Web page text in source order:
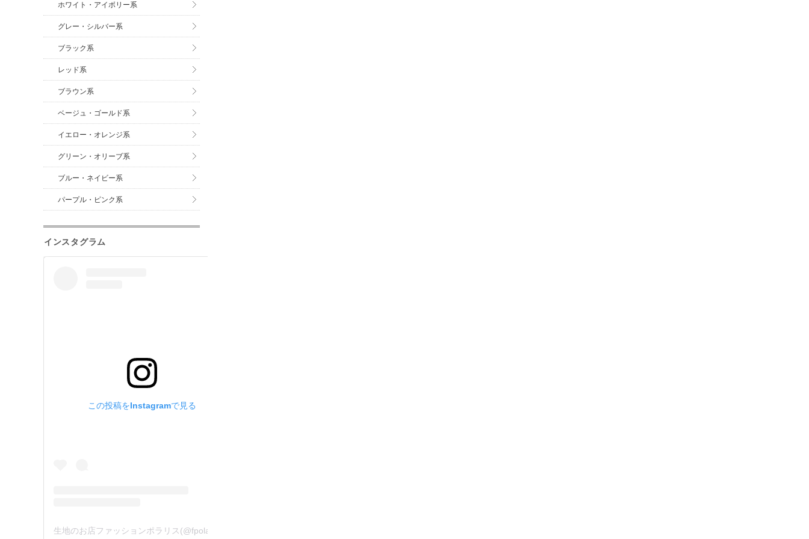
ホワイト・アイボリー系
グレー・シルバー系
ブラック系
レッド系
ブラウン系
ベージュ・ゴールド系
イエロー・オレンジ系
グリーン・オリーブ系
ブルー・ネイビー系
パープル・ピンク系
インスタグラム
この投稿をInstagramで見る